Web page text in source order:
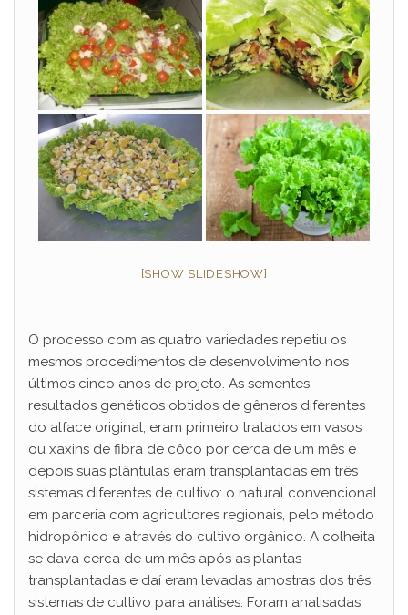
[SHOW SLIDESHOW]
O processo com as quatro variedades repetiu os
mesmos procedimentos de desenvolvimento nos
últimos cinco anos de projeto. As sementes,
resultados genéticos obtidos de gêneros diferentes
do alface original, eram primeiro tratados em vasos
ou xaxins de fibra de côco por cerca de um mês e
depois suas plântulas eram transplantadas em três
sistemas diferentes de cultivo: o natural convencional
em parceria com agricultores regionais, pelo método
hidropônico e através do cultivo orgânico. A colheita
se dava cerca de um mês após as plantas
transplantadas e daí eram levadas amostras dos três
sistemas de cultivo para análises. Foram analisadas